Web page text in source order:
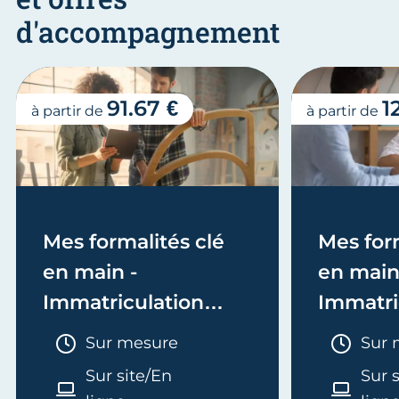
d'accompagnement
Mes formalités clé
en main -
Immatriculation
(EI/Micro-entreprise
ou réel)
Durée :
Sur mesure
Sur site/En
à partir de 91.67 €
Mes
en
Sur
Sur
à partir de